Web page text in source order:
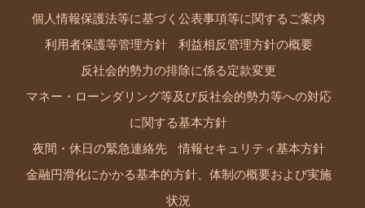
個人情報保護法等に基づく公表事項等に関するご案内
利用者保護等管理方針 利益相反管理方針の概要
反社会的勢力の排除に係る定款変更
マネー・ローンダリング等及び反社会的勢力等への対応
に関する基本方針
夜間・休日の緊急連絡先 情報セキュリティ基本方針
金融円滑化にかかる基本的方針、体制の概要および実施
状況